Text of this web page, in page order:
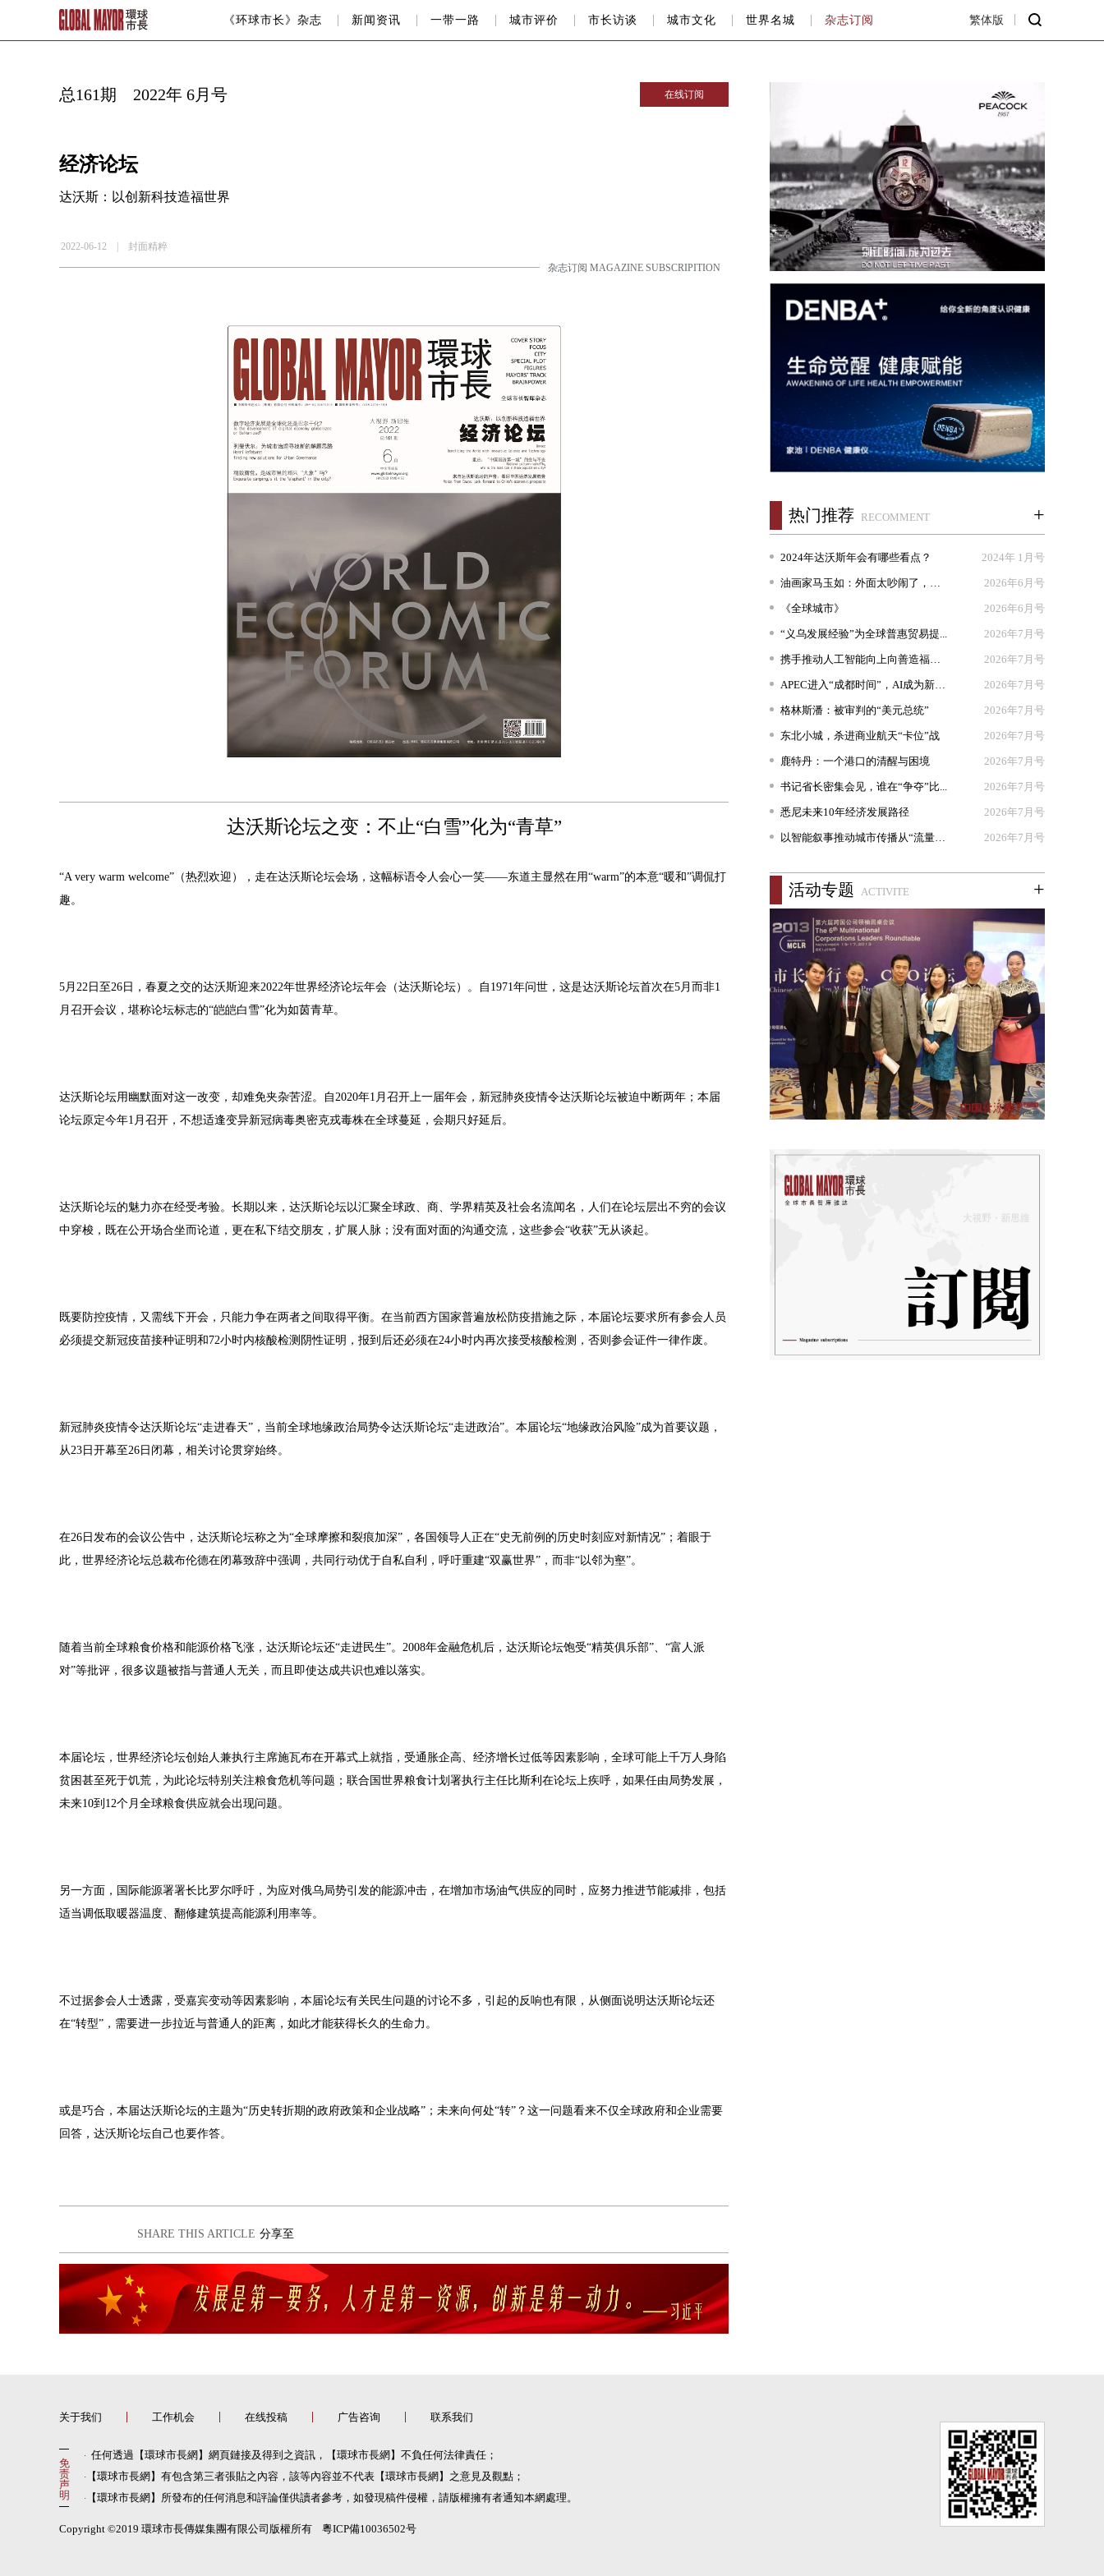
《环球市长》杂志 新闻资讯 一带一路 城市评价 市长访谈 城市文化 世界名城 杂志订阅 繁体版
总161期 2022年 6月号 在线订阅
经济论坛
达沃斯：以创新科技造福世界
2022-06-12 | 封面精粹
杂志订阅 MAGAZINE SUBSCRIPITION
达沃斯论坛之变：不止“白雪”化为“青草”
“A very warm welcome”（热烈欢迎），走在达沃斯论坛会场，这幅标语令人会心一笑——东道主显然在用“warm”的本意“暖和”调侃打
趣。
5月22日至26日，春夏之交的达沃斯迎来2022年世界经济论坛年会（达沃斯论坛）。自1971年问世，这是达沃斯论坛首次在5月而非1
月召开会议，堪称论坛标志的“皑皑白雪”化为如茵青草。
达沃斯论坛用幽默面对这一改变，却难免夹杂苦涩。自2020年1月召开上一届年会，新冠肺炎疫情令达沃斯论坛被迫中断两年；本届
论坛原定今年1月召开，不想适逢变异新冠病毒奥密克戎毒株在全球蔓延，会期只好延后。
达沃斯论坛的魅力亦在经受考验。长期以来，达沃斯论坛以汇聚全球政、商、学界精英及社会名流闻名，人们在论坛层出不穷的会议
中穿梭，既在公开场合坐而论道，更在私下结交朋友，扩展人脉；没有面对面的沟通交流，这些参会“收获”无从谈起。
既要防控疫情，又需线下开会，只能力争在两者之间取得平衡。在当前西方国家普遍放松防疫措施之际，本届论坛要求所有参会人员
必须提交新冠疫苗接种证明和72小时内核酸检测阴性证明，报到后还必须在24小时内再次接受核酸检测，否则参会证件一律作废。
新冠肺炎疫情令达沃斯论坛“走进春天”，当前全球地缘政治局势令达沃斯论坛“走进政治”。本届论坛“地缘政治风险”成为首要议题，
从23日开幕至26日闭幕，相关讨论贯穿始终。
在26日发布的会议公告中，达沃斯论坛称之为“全球摩擦和裂痕加深”，各国领导人正在“史无前例的历史时刻应对新情况”；着眼于
此，世界经济论坛总裁布伦德在闭幕致辞中强调，共同行动优于自私自利，呼吁重建“双赢世界”，而非“以邻为壑”。
随着当前全球粮食价格和能源价格飞涨，达沃斯论坛还“走进民生”。2008年金融危机后，达沃斯论坛饱受“精英俱乐部”、“富人派
对”等批评，很多议题被指与普通人无关，而且即使达成共识也难以落实。
本届论坛，世界经济论坛创始人兼执行主席施瓦布在开幕式上就指，受通胀企高、经济增长过低等因素影响，全球可能上千万人身陷
贫困甚至死于饥荒，为此论坛特别关注粮食危机等问题；联合国世界粮食计划署执行主任比斯利在论坛上疾呼，如果任由局势发展，
未来10到12个月全球粮食供应就会出现问题。
另一方面，国际能源署署长比罗尔呼吁，为应对俄乌局势引发的能源冲击，在增加市场油气供应的同时，应努力推进节能减排，包括
适当调低取暖器温度、翻修建筑提高能源利用率等。
不过据参会人士透露，受嘉宾变动等因素影响，本届论坛有关民生问题的讨论不多，引起的反响也有限，从侧面说明达沃斯论坛还
在“转型”，需要进一步拉近与普通人的距离，如此才能获得长久的生命力。
或是巧合，本届达沃斯论坛的主题为“历史转折期的政府政策和企业战略”；未来向何处“转”？这一问题看来不仅全球政府和企业需要
回答，达沃斯论坛自己也要作答。
SHARE THIS ARTICLE 分享至
热门推荐 RECOMMENT +
2024年达沃斯年会有哪些看点？ 2024年 1月号
油画家马玉如：外面太吵闹了，我想... 2026年6月号
《全球城市》 2026年6月号
“义乌发展经验”为全球普惠贸易提... 2026年7月号
携手推动人工智能向上向善造福人类 2026年7月号
APEC进入“成都时间”，AI成为新坐... 2026年7月号
格林斯潘：被审判的“美元总统” 2026年7月号
东北小城，杀进商业航天“卡位”战 2026年7月号
鹿特丹：一个港口的清醒与困境 2026年7月号
书记省长密集会见，谁在“争夺”比... 2026年7月号
悉尼未来10年经济发展路径 2026年7月号
以智能叙事推动城市传播从“流量出... 2026年7月号
活动专题 ACTIVITE +
关于我们 工作机会 在线投稿 广告咨询 联系我们
免
责
声
明
· 任何透過【環球市長網】網頁鏈接及得到之資訊，【環球市長網】不負任何法律責任；
· 【環球市長網】有包含第三者張貼之內容，該等內容並不代表【環球市長網】之意見及觀點；
· 【環球市長網】所發布的任何消息和評論僅供讀者參考，如發現稿件侵權，請版權擁有者通知本網處理。
Copyright ©2019 環球市長傳媒集團有限公司版權所有 粵ICP備10036502号